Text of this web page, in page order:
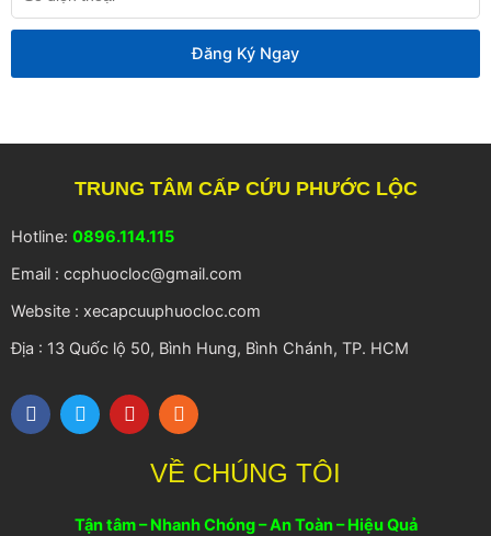
điện
thoại
Đăng Ký Ngay
TRUNG TÂM CẤP CỨU PHƯỚC LỘC
Hotline: 0896.114.115
Email : ccphuocloc@gmail.com
Website : xecapcuuphuocloc.com
Địa : 13 Quốc lộ 50, Bình Hung, Bình Chánh, TP. HCM
F
a
T
w
r
Y
o
e
R
s
VỀ CHÚNG TÔI
Tận tâm – Nhanh Chóng – An Toàn – Hiệu Quả